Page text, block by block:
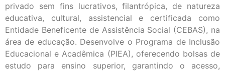
privado sem fins lucrativos, filantrópica, de natureza
educativa, cultural, assistencial e certificada como
Entidade Beneficente de Assistência Social (CEBAS), na
área de educação. Desenvolve o Programa de Inclusão
Educacional e Acadêmica (PIEA), oferecendo bolsas de
estudo para ensino superior, garantindo o acesso,